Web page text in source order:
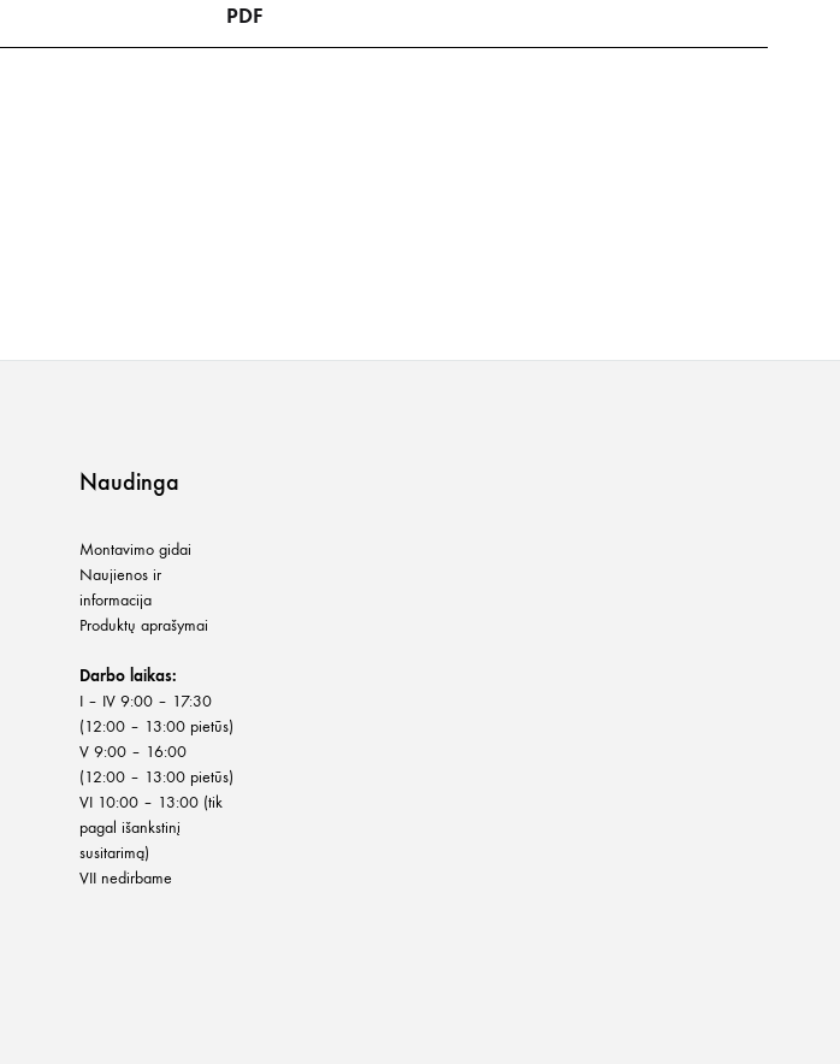
PDF
Naudinga
Montavimo gidai
Naujienos ir
informacija
Produktų aprašymai
Darbo laikas:
I – IV 9:00 – 17:30
(12:00 – 13:00 pietūs)
V 9:00 – 16:00
(12:00 – 13:00 pietūs)
VI 10:00 – 13:00 (tik
pagal išankstinį
susitarimą)
VII nedirbame